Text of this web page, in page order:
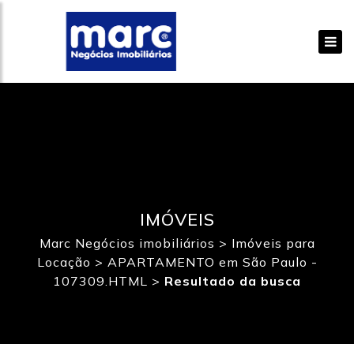
IMÓVEIS
Marc Negócios imobiliários > Imóveis para
Locação > APARTAMENTO em São Paulo -
107309.HTML > Resultado da busca